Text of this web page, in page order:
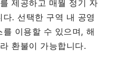
제공하고 매월 정기 자
. 선택한 구역 내 공영
이용할 수 있으며, 해
환불이 가능합니다.